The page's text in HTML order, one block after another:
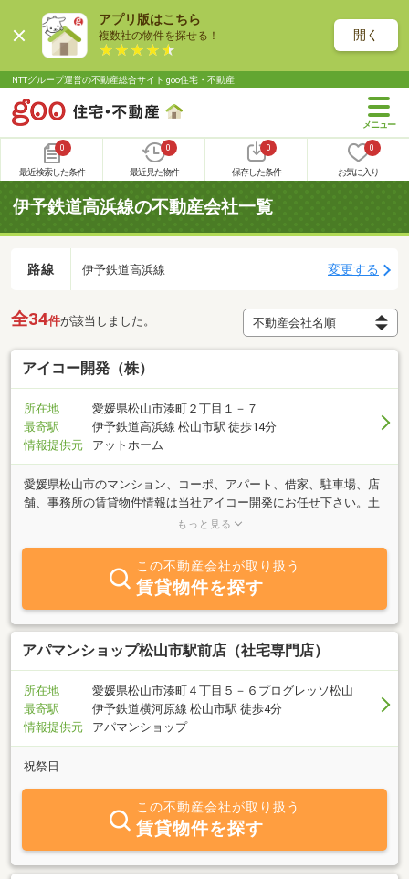
アプリ版はこちら
複数社の物件を探せる！ 開く
NTTグループ運営の不動産総合サイト goo住宅・不動産
0
最近検索した条件
0
最近見た物件
0
保存した条件
0
お気に入り
伊予鉄道高浜線の不動産会社一覧
路線 伊予鉄道高浜線 変更する
全34件が該当しました。
アイコー開発（株）
所在地
愛媛県松山市湊町２丁目１－７
最寄駅
伊予鉄道高浜線 松山市駅 徒歩14分
情報提供元
アットホーム
愛媛県松山市のマンション、コーポ、アパート、借家、駐車場、店
舗、事務所の賃貸物件情報は当社アイコー開発にお任せ下さい。土
地、建物の売買の仲介のご相談や建物リフォームも網戸一枚からフ
もっと見る
この不動産会社が取り扱う
賃貸物件を探す
アパマンショップ松山市駅前店（社宅専門店）
所在地
愛媛県松山市湊町４丁目５－６プログレッソ松山
最寄駅
伊予鉄道横河原線 松山市駅 徒歩4分
情報提供元
アパマンショップ
祝祭日
この不動産会社が取り扱う
賃貸物件を探す